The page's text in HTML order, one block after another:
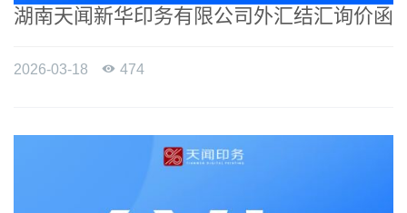
湖南天闻新华印务有限公司外汇结汇询价函
2026-03-18  474